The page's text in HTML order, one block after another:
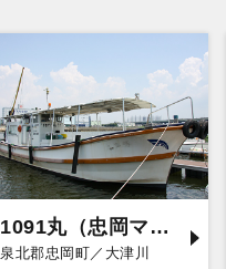
1091丸（忠岡マリーナ店）
泉北郡忠岡町／大津川